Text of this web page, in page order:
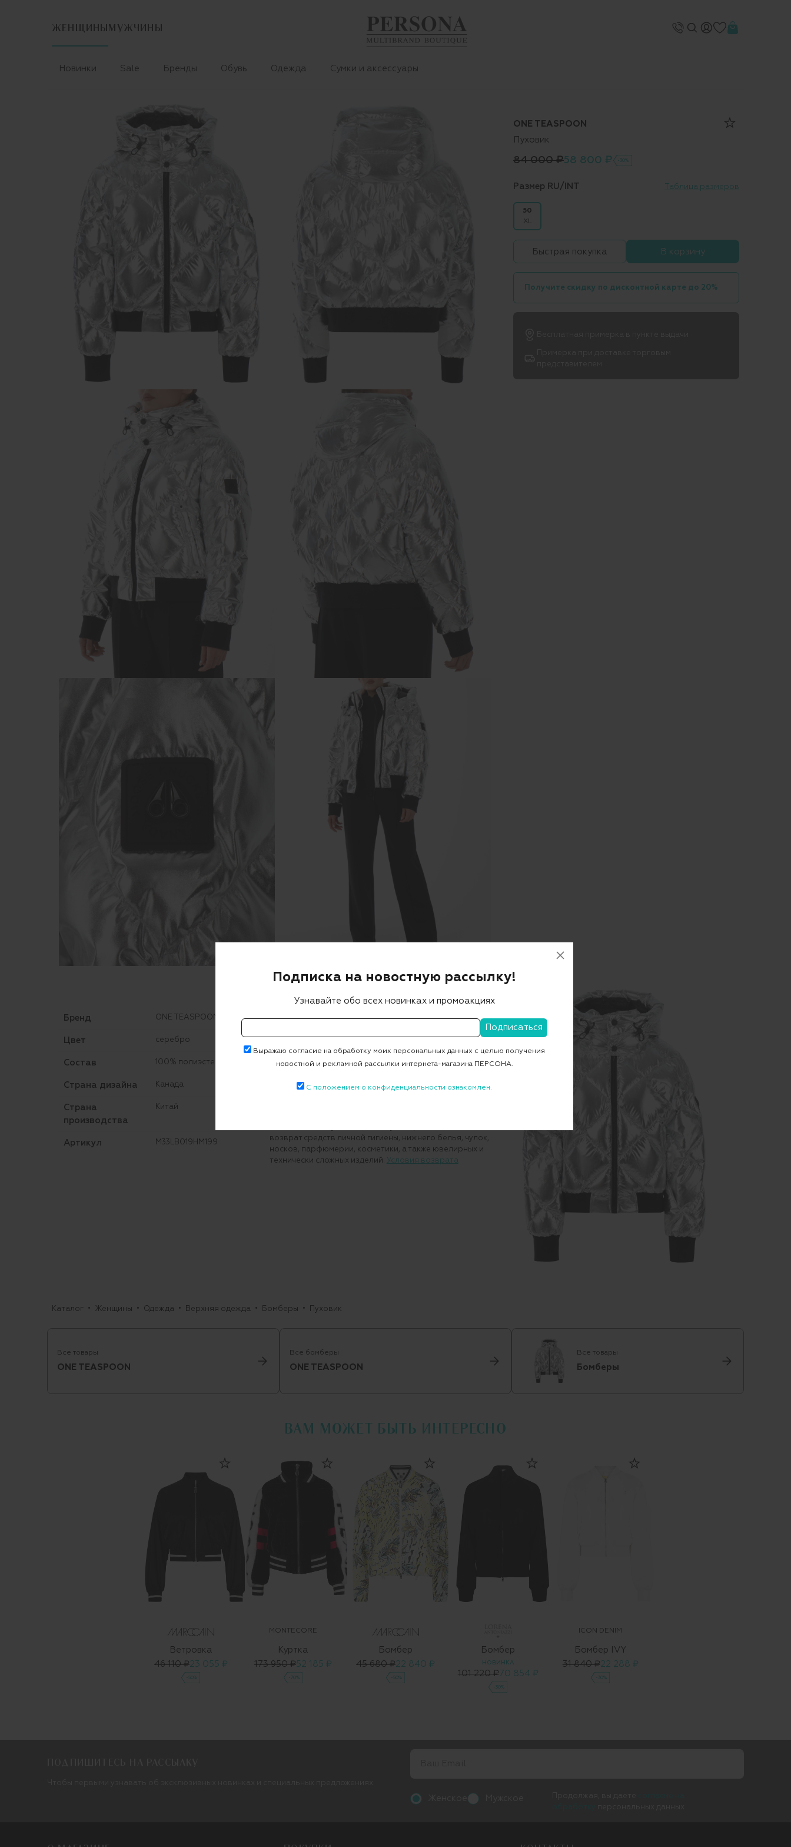
ЖЕНЩИНЫ МУЖЧИНЫ
Новинки Sale Бренды Обувь Одежда Сумки и аксессуары
ONE TEASPOON
Пуховик
84 000 ₽58 800 ₽ -30%
Размер RU/INT Таблица размеров
50
XL
Быстрая покупка В корзину
Получите скидку по дисконтной карте до 20%
Бренд ONE TEASPOON
Цвет серебро
Состав 100% полиэстер
Страна дизайна Канада
Страна
производства
Китай
Артикул M33LB019HM199
Наполнитель: 90% утиный пух, 10% перо.
Условия доставки
возврат средств личной гигиены, нижнего белья, чулок,
носков, парфюмерии, косметики, а также ювелирных и
технически сложных изделий. Условия возврата
Каталог Женщины Одежда Верхняя одежда Бомберы Пуховик
Все товары
ONE TEASPOON
Все бомберы
ONE TEASPOON
Все товары
Бомберы
ВАМ МОЖЕТ БЫТЬ ИНТЕРЕСНО
Ветровка
46 110 ₽23 055 ₽
-50%
MONTECORE
Куртка
173 950 ₽52 185 ₽
-70%
Бомбер
45 680 ₽22 840 ₽
-50%
Бомбер
НОВИНКА
101 220 ₽ 70 854 ₽
-30%
ICON DENIM
Бомбер IVY
31 840 ₽22 288 ₽
-30%
Подписка на новостную рассылку!
Узнавайте обо всех новинках и промоакциях
Выражаю согласие на обработку моих персональных данных с целью получения
новостной и рекламной рассылки интернета-магазина ПЕРСОНА.
С положением о конфиденциальности ознакомлен.